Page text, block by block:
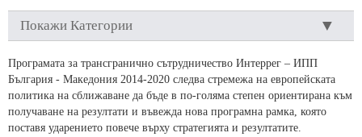
Покажи Категории
Програмата за трансгранично сътрудничество Интеррег – ИПП
България - Македония 2014-2020 следва стремежа на европейската
политика на сближаване да бъде в по-голяма степен ориентирана към
получаване на резултати и въвежда нова програмна рамка, която
поставя ударението повече върху стратегията и резултатите.